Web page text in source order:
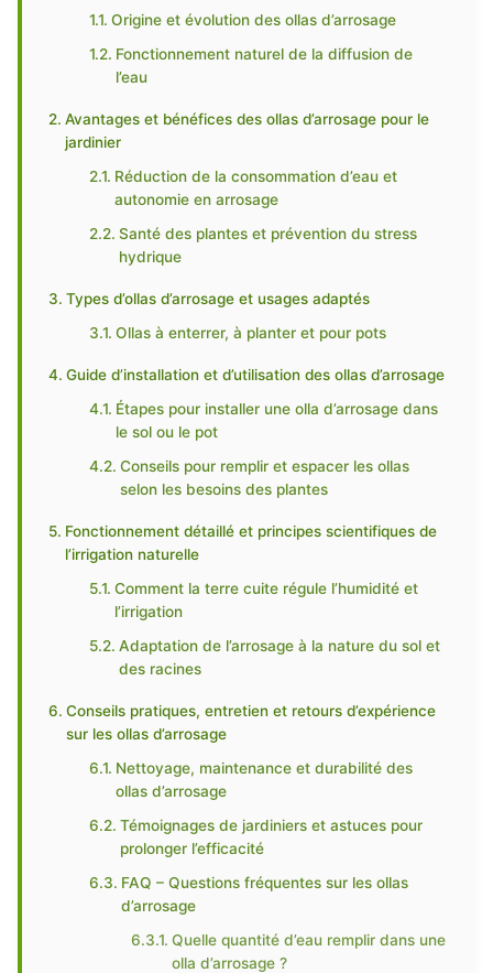
Origine et évolution des ollas d’arrosage
Fonctionnement naturel de la diffusion de
l’eau
Avantages et bénéfices des ollas d’arrosage pour le
jardinier
Réduction de la consommation d’eau et
autonomie en arrosage
Santé des plantes et prévention du stress
hydrique
Types d’ollas d’arrosage et usages adaptés
Ollas à enterrer, à planter et pour pots
Guide d’installation et d’utilisation des ollas d’arrosage
Étapes pour installer une olla d’arrosage dans
le sol ou le pot
Conseils pour remplir et espacer les ollas
selon les besoins des plantes
Fonctionnement détaillé et principes scientifiques de
l’irrigation naturelle
Comment la terre cuite régule l’humidité et
l’irrigation
Adaptation de l’arrosage à la nature du sol et
des racines
Conseils pratiques, entretien et retours d’expérience
sur les ollas d’arrosage
Nettoyage, maintenance et durabilité des
ollas d’arrosage
Témoignages de jardiniers et astuces pour
prolonger l’efficacité
FAQ – Questions fréquentes sur les ollas
d’arrosage
Quelle quantité d’eau remplir dans une
olla d’arrosage ?